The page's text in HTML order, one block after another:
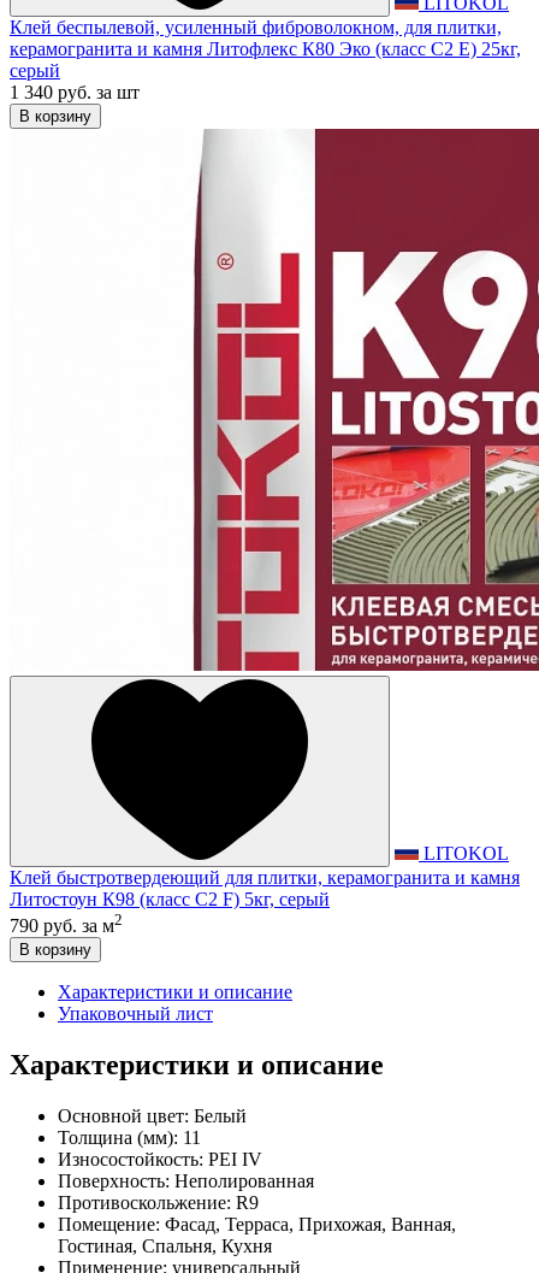
Клей беспылевой, усиленный фиброволокном, для плитки,
керамогранита и камня Литофлекс К80 Эко (класс С2 Е) 25кг,
серый
1 340 руб. за шт
В корзину
LITOKOL
Клей быстротвердеющий для плитки, керамогранита и камня
Литостоун К98 (класс С2 F) 5кг, серый
790 руб. за м2
В корзину
Характеристики и описание
Упаковочный лист
Характеристики и описание
Основной цвет: Белый
Толщина (мм): 11
Износостойкость: PEI IV
Поверхность: Неполированная
Противоскольжение: R9
Помещение: Фасад, Терраса, Прихожая, Ванная,
Гостиная, Спальня, Кухня
Применение: универсальный